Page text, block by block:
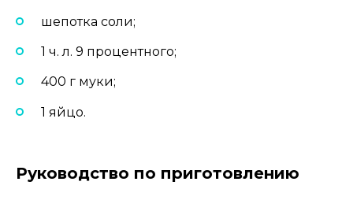
шепотка соли;
1 ч. л. 9 процентного;
400 г муки;
1 яйцо.
Руководство по приготовлению